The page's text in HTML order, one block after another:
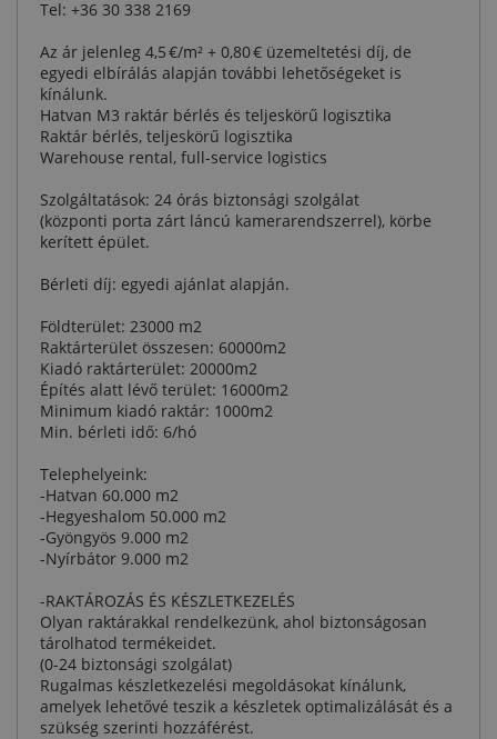
Tel: +36 30 338 2169
Az ár jelenleg 4,5 €/m² + 0,80 € üzemeltetési díj, de
egyedi elbírálás alapján további lehetőségeket is
kínálunk.
Hatvan M3 raktár bérlés és teljeskörű logisztika
Raktár bérlés, teljeskörű logisztika
Warehouse rental, full-service logistics
Szolgáltatások: 24 órás biztonsági szolgálat
(központi porta zárt láncú kamerarendszerrel), körbe
kerített épület.
Bérleti díj: egyedi ajánlat alapján.
Földterület: 23000 m2
Raktárterület összesen: 60000m2
Kiadó raktárterület: 20000m2
Építés alatt lévő terület: 16000m2
Minimum kiadó raktár: 1000m2
Min. bérleti idő: 6/hó
Telephelyeink:
-Hatvan 60.000 m2
-Hegyeshalom 50.000 m2
-Gyöngyös 9.000 m2
-Nyírbátor 9.000 m2
-RAKTÁROZÁS ÉS KÉSZLETKEZELÉS
Olyan raktárakkal rendelkezünk, ahol biztonságosan
tárolhatod termékeidet.
(0-24 biztonsági szolgálat)
Rugalmas készletkezelési megoldásokat kínálunk,
amelyek lehetővé teszik a készletek optimalizálását és a
szükség szerinti hozzáférést.